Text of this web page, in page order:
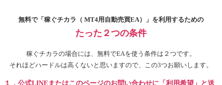
無料で「稼ぐチカラ（ MT4用自動売買EA）」を利用するための
たった２つの条件
稼ぐチカラの場合には、無料でEAを使う条件は２つです。
それほどハードルは高くないと思いますので、この3つお願いします。
１．公式LINEまたはこのページのお問い合わせに「利用希望」と送